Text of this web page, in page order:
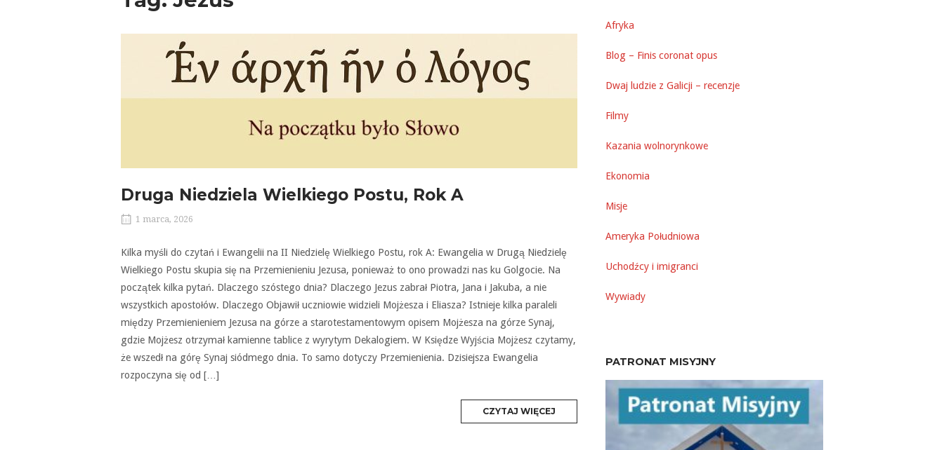
Druga Niedziela Wielkiego Postu, Rok A
1 marca, 2026
Kilka myśli do czytań i Ewangelii na II Niedzielę Wielkiego Postu, rok A: Ewangelia w Drugą Niedzielę
Wielkiego Postu skupia się na Przemienieniu Jezusa, ponieważ to ono prowadzi nas ku Golgocie. Na
początek kilka pytań. Dlaczego szóstego dnia? Dlaczego Jezus zabrał Piotra, Jana i Jakuba, a nie
wszystkich apostołów. Dlaczego Objawił uczniowie widzieli Mojżesza i Eliasza? Istnieje kilka paraleli
między Przemienieniem Jezusa na górze a starotestamentowym opisem Mojżesza na górze Synaj,
gdzie Mojżesz otrzymał kamienne tablice z wyrytym Dekalogiem. W Księdze Wyjścia Mojżesz czytamy,
że wszedł na górę Synaj siódmego dnia. To samo dotyczy Przemienienia. Dzisiejsza Ewangelia
rozpoczyna się od […]
CZYTAJ WIĘCEJ
Afryka
Blog – Finis coronat opus
Dwaj ludzie z Galicji – recenzje
Filmy
Kazania wolnorynkowe
Ekonomia
Misje
Ameryka Południowa
Uchodźcy i imigranci
Wywiady
PATRONAT MISYJNY